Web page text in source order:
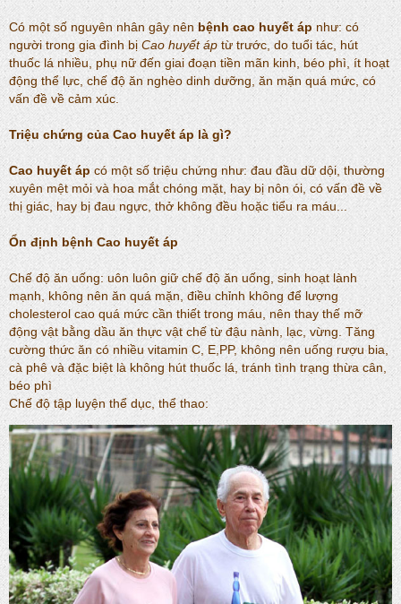
Có một số nguyên nhân gây nênbệnh cao huyết ápnhư: có
người trong gia đình bịCao huyết áp từ trước, do tuổi tác, hút
thuốc lá nhiều, phụ nữ đến giai đoạn tiền mãn kinh, béo phì, ít hoạt
động thể lực, chế độ ăn nghèo dinh dưỡng, ăn mặn quá mức, có
vấn đề về cảm xúc.
Triệu chứng củaCao huyết áp là gì?
Cao huyết áp có một số triệu chứng như: đau đầu dữ dội, thường
xuyên mệt mỏi và hoa mắt chóng mặt, hay bị nôn ói, có vấn đề về
thị giác, hay bị đau ngực, thở không đều hoặc tiểu ra máu...
Ổn định bệnh Cao huyết áp
Chế độ ăn uống: uôn luôn giữ chế độ ăn uống, sinh hoạt lành
mạnh, không nên ăn quá mặn, điều chỉnh không để lượng
cholesterol cao quá mức cần thiết trong máu, nên thay thế mỡ
động vật bằng dầu ăn thực vật chế từ đậu nành, lạc, vừng. Tăng
cường thức ăn có nhiều vitamin C, E,PP, không nên uống rượu bia,
cà phê và đặc biệt là không hút thuốc lá, tránh tình trạng thừa cân,
béo phì
Chế độ tập luyện thể dục, thể thao: